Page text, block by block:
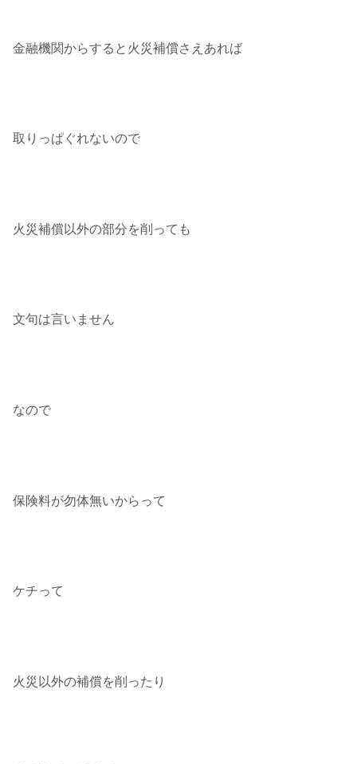
金融機関からすると火災補償さえあれば
取りっぱぐれないので
火災補償以外の部分を削っても
文句は言いません
なので
保険料が勿体無いからって
ケチって
火災以外の補償を削ったり